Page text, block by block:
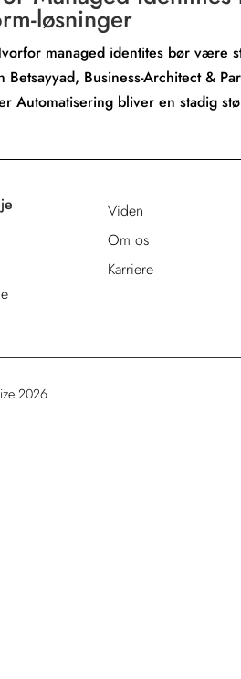
løsninger
managed identites bør være
Betsayyad, Business-Architect &
Automatisering bliver en stadig
Viden
Om os
Karriere
2026